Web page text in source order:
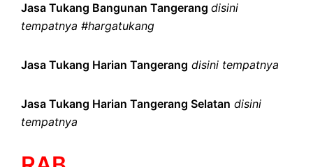
Jasa Tukang Bangunan Tangerang disini
tempatnya #hargatukang
Jasa Tukang Harian Tangerang disini tempatnya
Jasa Tukang Harian Tangerang Selatan disini
tempatnya